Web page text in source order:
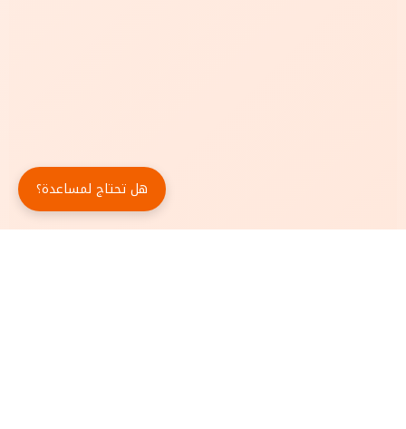
هل تحتاج لمساعدة؟